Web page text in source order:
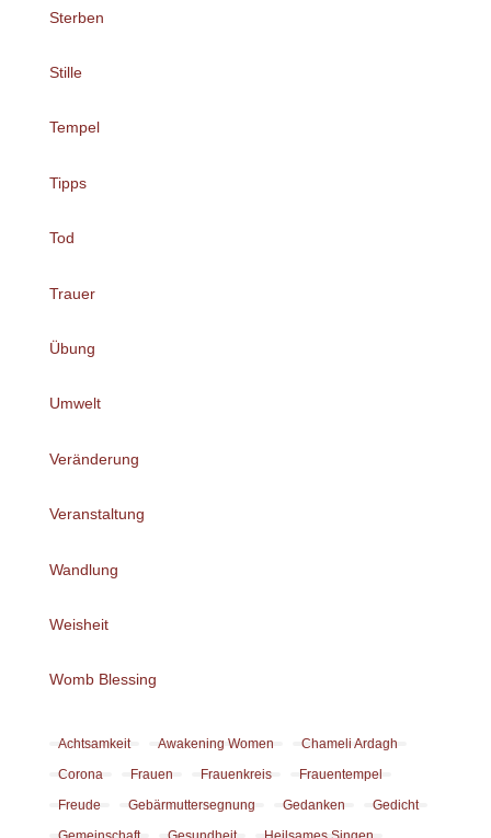
Sterben
Stille
Tempel
Tipps
Tod
Trauer
Übung
Umwelt
Veränderung
Veranstaltung
Wandlung
Weisheit
Womb Blessing
Achtsamkeit Awakening Women
Chameli Ardagh
Corona
Frauen Frauenkreis
Frauentempel
Freude
Gebärmuttersegnung Gedanken
Gedicht